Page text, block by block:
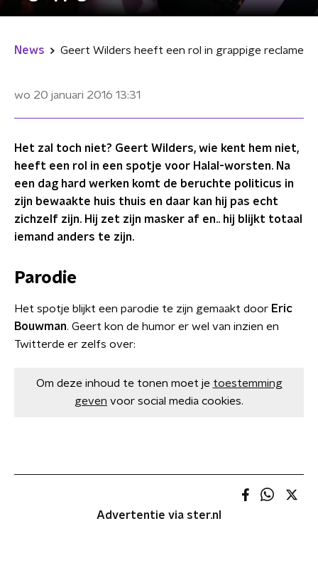
News Geert Wilders heeft een rol in grappige reclame
wo 20 januari 2016 13:31
Het zal toch niet? Geert Wilders, wie kent hem niet,
heeft een rol in een spotje voor Halal-worsten. Na
een dag hard werken komt de beruchte politicus in
zijn bewaakte huis thuis en daar kan hij pas echt
zichzelf zijn. Hij zet zijn masker af en.. hij blijkt totaal
iemand anders te zijn.
Parodie
Het spotje blijkt een parodie te zijn gemaakt door Eric
Bouwman. Geert kon de humor er wel van inzien en
Twitterde er zelfs over:
Om deze inhoud te tonen moet je toestemming
geven voor social media cookies.
Advertentie via ster.nl